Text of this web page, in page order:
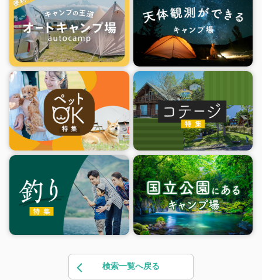
検索一覧へ戻る